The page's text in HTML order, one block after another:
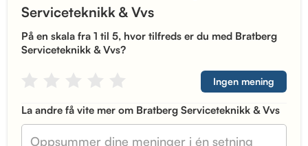
Serviceteknikk & Vvs
På en skala fra 1 til 5, hvor tilfreds er du med Bratberg
Serviceteknikk & Vvs?
Ingen mening
La andre få vite mer om Bratberg Serviceteknikk & Vvs